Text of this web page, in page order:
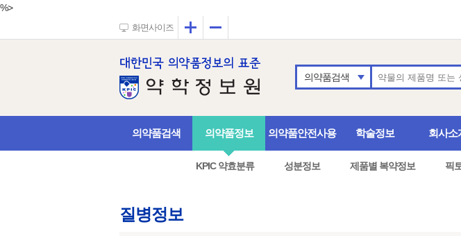
%>
화면사이즈 확대
의약품검색
의약품검색 의약품정보
KPIC 약효분류 성분정보 제품별 복약정보 픽
의약품안전사용 학술정보 회사소
질병정보